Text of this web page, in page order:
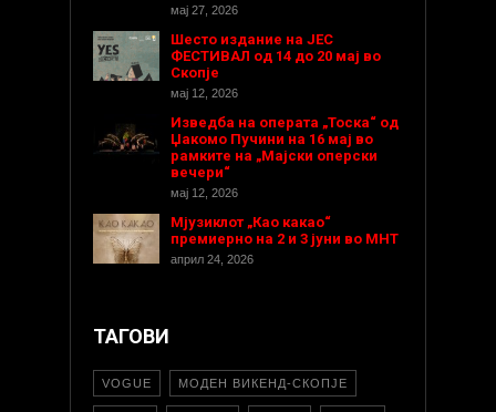
мај 27, 2026
Шесто издание на ЈЕС
ФЕСТИВАЛ од 14 до 20 мај во
Скопје
мај 12, 2026
Изведба на операта „Тоска“ од
Џакомо Пучини на 16 мај во
рамките на „Мајски оперски
вечери“
мај 12, 2026
Мјузиклот „Као какао“
премиерно на 2 и 3 јуни во МНТ
април 24, 2026
ТАГОВИ
VOGUE МОДЕН ВИКЕНД-СКОПЈЕ